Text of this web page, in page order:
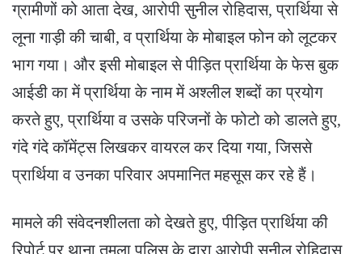
ग्रामीणों को आता देख, आरोपी सुनील रोहिदास, प्रार्थिया से
लूना गाड़ी की चाबी, व प्रार्थिया के मोबाइल फोन को लूटकर
भाग गया। और इसी मोबाइल से पीड़ित प्रार्थिया के फेस बुक
आईडी का में प्रार्थिया के नाम में अश्लील शब्दों का प्रयोग
करते हुए, प्रार्थिया व उसके परिजनों के फोटो को डालते हुए,
गंदे गंदे कॉमेंट्स लिखकर वायरल कर दिया गया, जिससे
प्रार्थिया व उनका परिवार अपमानित महसूस कर रहे हैं।
मामले की संवेदनशीलता को देखते हुए, पीड़ित प्रार्थिया की
रिपोर्ट पर थाना तुमला पुलिस के द्वारा आरोपी सुनील रोहिदास